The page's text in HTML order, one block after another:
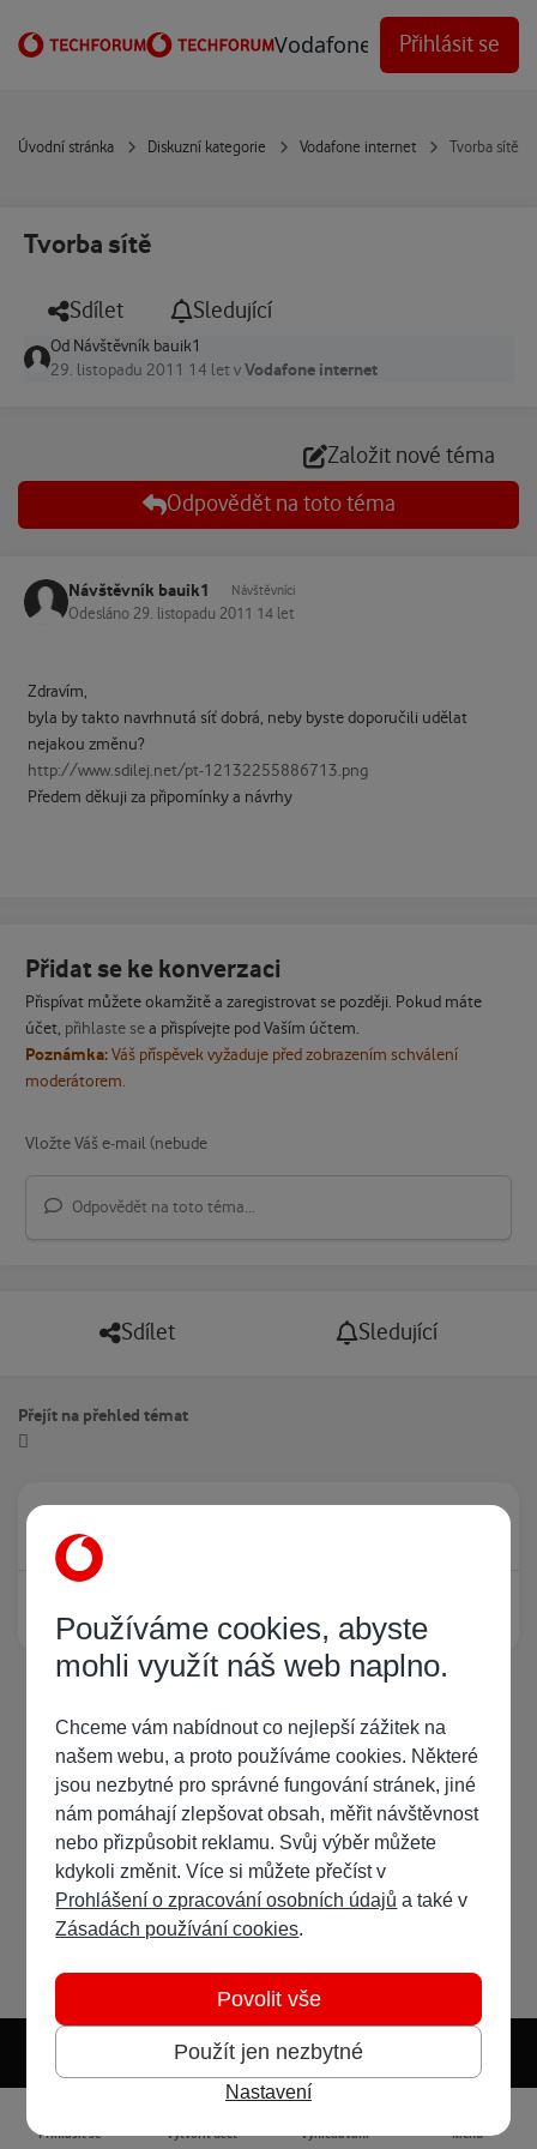
Vodafone Techforum
Přihlásit se
Úvodní stránka Diskuzní kategorie Vodafone internet Tvorba sítě
Tvorba sítě
Sdílet Sledující
Od Návštěvník bauik1
29. listopadu 2011 14 let vVodafone internet
Založit nové téma
Odpovědět na toto téma
Návštěvník bauik1 Návštěvníci
Odesláno 29. listopadu 2011 14 let
Zdravím,
byla by takto navrhnutá síť dobrá, neby byste doporučili udělat
nejakou změnu?
http://www.sdilej.net/pt-12132255886713.png
Předem děkuji za připomínky a návrhy
Přidat se ke konverzaci
Přispívat můžete okamžitě a zaregistrovat se později. Pokud máte
účet, přihlaste sea přispívejte pod Vaším účtem.
Poznámka:Váš příspěvek vyžaduje před zobrazením schválení
moderátorem.
Odpovědět na toto téma...
Sdílet Sledující
Přejít na přehled témat
Žádný registrovaný uživatel si neprohlíží tuto stránku
Světlý režim Předvolba systému
Přihlásit se Vytvořit účet Vyhledávání Menu
Používáme cookies, abyste
mohli využít náš web naplno.
Chceme vám nabídnout co nejlepší zážitek na
našem webu, a proto používáme cookies. Některé
jsou nezbytné pro správné fungování stránek, jiné
nám pomáhají zlepšovat obsah, měřit návštěvnost
nebo přizpůsobit reklamu. Svůj výběr můžete
kdykoli změnit. Více si můžete přečíst v
Prohlášení o zpracování osobních údajů a také v
Zásadách používání cookies.
Použít jen nezbytné
Povolit vše
Nastavení